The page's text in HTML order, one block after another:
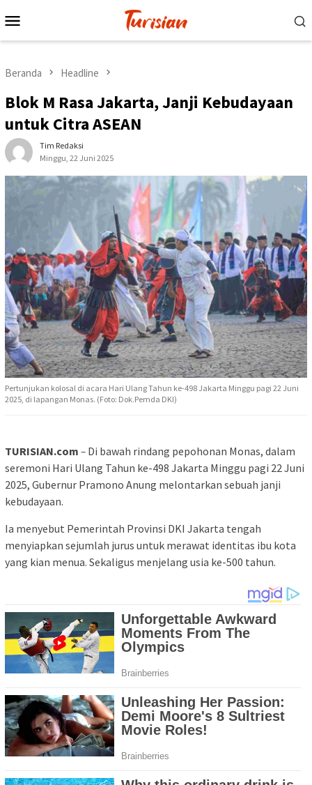
ke
Mobile
Beranda Headline
Blok M Rasa Jakarta, Janji Kebudayaan
untuk Citra ASEAN
Tim Redaksi
Minggu, 22 Juni 2025
Pertunjukan kolosal di acara Hari Ulang Tahun ke-498 Jakarta Minggu pagi 22 Juni
2025, di lapangan Monas. (Foto: Dok.Pemda DKI)
TURISIAN.com – Di bawah rindang pepohonan Monas, dalam
seremoni Hari Ulang Tahun ke-498 Jakarta Minggu pagi 22 Juni
2025, Gubernur Pramono Anung melontarkan sebuah janji
kebudayaan.
Ia menyebut Pemerintah Provinsi DKI Jakarta tengah
menyiapkan sejumlah jurus untuk merawat identitas ibu kota
yang kian menua. Sekaligus menjelang usia ke-500 tahun.